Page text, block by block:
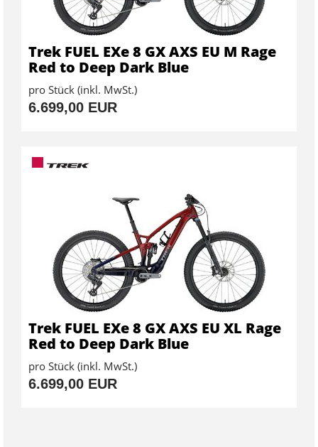
Trek FUEL EXe 8 GX AXS EU M Rage
Red to Deep Dark Blue
pro Stück (inkl. MwSt.)
6.699,00 EUR
Trek FUEL EXe 8 GX AXS EU XL Rage
Red to Deep Dark Blue
pro Stück (inkl. MwSt.)
6.699,00 EUR